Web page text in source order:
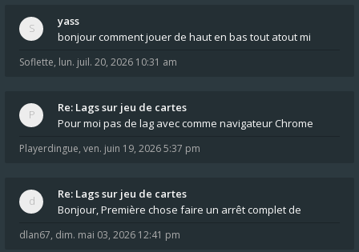
yass
bonjour comment jouer de haut en bas tout atout mi
Soflette, lun. juil. 20, 2026 10:31 am
Re: Lags sur jeu de cartes
Pour moi pas de lag avec comme navigateur Chrome
Playerdingue, ven. juin 19, 2026 5:37 pm
Re: Lags sur jeu de cartes
Bonjour, Première chose faire un arrêt complet de
dlan67, dim. mai 03, 2026 12:41 pm